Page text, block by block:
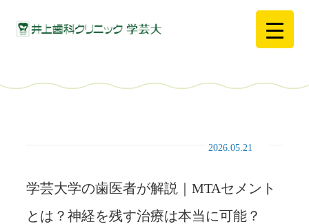
2026.05.21
学芸大学の歯医者が解説｜MTAセメント
とは？神経を残す治療は本当に可能？